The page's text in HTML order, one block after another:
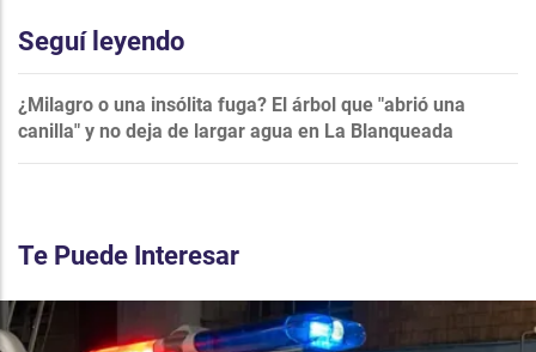
Seguí leyendo
¿Milagro o una insólita fuga? El árbol que "abrió una
canilla" y no deja de largar agua en La Blanqueada
Te Puede Interesar